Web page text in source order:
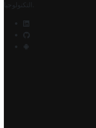
التكنولوجيا